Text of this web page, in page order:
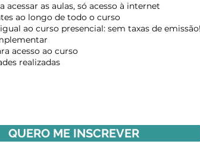
as aulas, só acesso à internet
ao longo de todo o curso
ao curso presencial: sem taxas de emissão!
acesso ao curso
realizadas
QUERO ME INSCREVER